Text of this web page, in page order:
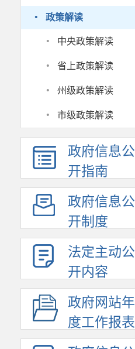
· 政策解读
· 中央政策解读
· 省上政策解读
· 州级政策解读
· 市级政策解读
政府信息公
开指南
政府信息公
开制度
法定主动公
开内容
政府网站年
度工作报表